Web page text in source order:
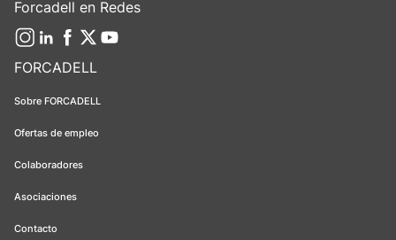
FORCADELL
Sobre FORCADELL
Ofertas de empleo
Colaboradores
Asociaciones
Contacto
Forcadell en Redes